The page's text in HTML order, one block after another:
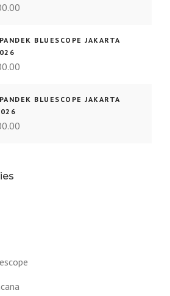
BLUESCOPE JAKARTA
BLUESCOPE JAKARTA